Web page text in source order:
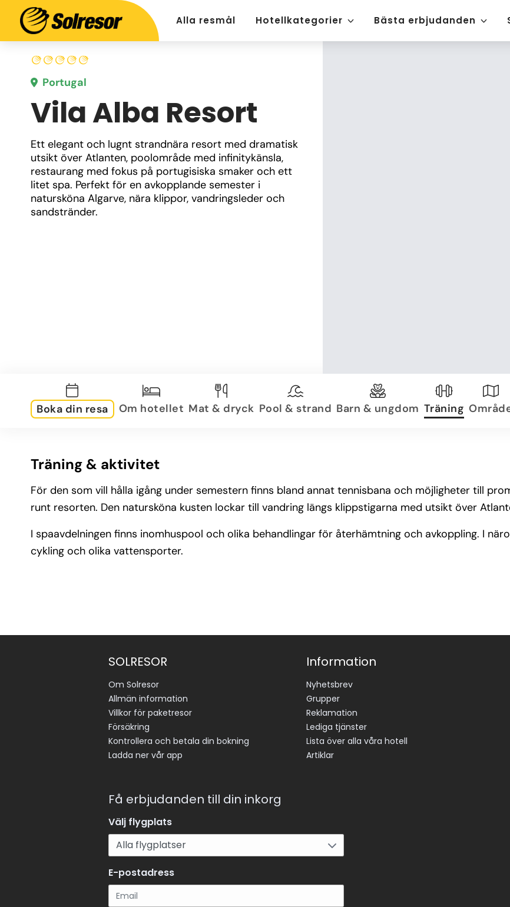
Alla resmål Hotellkategorier Bästa erbjudanden
Portugal
Vila Alba Resort
Ett elegant och lugnt strandnära resort med dramatisk
utsikt över Atlanten, poolområde med infinitykänsla,
restaurang med fokus på portugisiska smaker och ett
litet spa. Perfekt för en avkopplande semester i
natursköna Algarve, nära klippor, vandringsleder och
sandstränder.
Boka din resa Om hotellet Mat & dryck Pool & strand Barn & ungdom Träning
Träning & aktivitet
För den som vill hålla igång under semestern finns bland annat tennisbana och möjligheter till
runt resorten. Den natursköna kusten lockar till vandring längs klippstigarna med utsikt över
I spaavdelningen finns inomhuspool och olika behandlingar för återhämtning och avkoppling. I
cykling och olika vattensporter.
SOLRESOR
Om Solresor
Allmän information
Villkor för paketresor
Försäkring
Kontrollera och betala din bokning
Ladda ner vår app
Information
Nyhetsbrev
Grupper
Reklamation
Lediga tjänster
Lista över alla våra hotell
Artiklar
Få erbjudanden till din inkorg
Välj flygplats
E-postadress